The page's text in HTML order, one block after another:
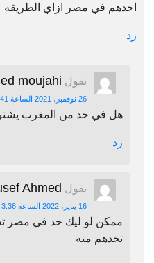
اخدهم في مصر ازاي الطريقه
رد
يقول moujahi
26 نوفمبر، 2021 الساعة 1:41 م
هل في حد من المغرب
رد
يقول Ahmed
16 يناير، 2022 الساعة 3:36 م
ممكن لو ليك حد في مصر
تخدهم منه